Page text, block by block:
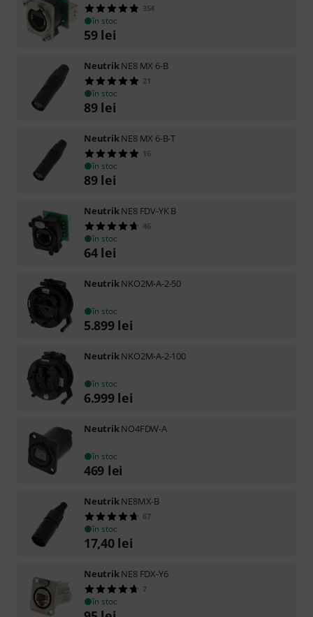
354
în stoc
59 lei
NeutrikNE8 MX 6-B
21
în stoc
89 lei
NeutrikNE8 MX 6-B-T
16
în stoc
89 lei
NeutrikNE8 FDV-YK B
46
în stoc
64 lei
NeutrikNKO2M-A-2-50
în stoc
5.899 lei
NeutrikNKO2M-A-2-100
în stoc
6.999 lei
NeutrikNO4FDW-A
în stoc
469 lei
NeutrikNE8MX-B
67
în stoc
17,40 lei
NeutrikNE8 FDX-Y6
7
în stoc